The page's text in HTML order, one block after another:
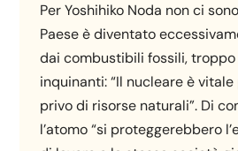
Per Yoshihiko Noda non ci
Paese è diventato
dai combustibili fossili,
inquinanti: “Il nucleare è
privo di risorse naturali”. Di
l’atomo “si proteggerebbero